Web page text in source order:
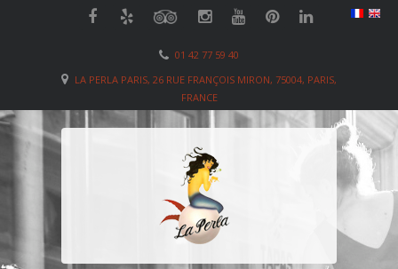
01 42 77 59 40
LA PERLA PARIS, 26 RUE FRANÇOIS MIRON, 75004, PARIS,
FRANCE